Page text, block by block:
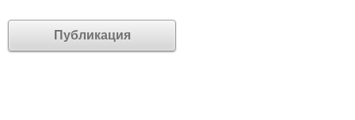
Публикация